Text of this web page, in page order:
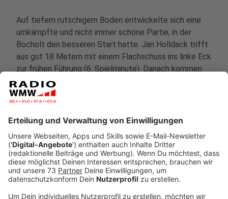
Auf tiefem rutschigem Boden entwickelte sich eine
umkämpfte und nicht immer schöne Partie, in der
Bocholt den besseren Start hatte. Jan Holldack trifft
aus gut 18 Metern mit einem Flachschuss ins linke Eck
zur frühen Führung (6. Spielminute). Danach kommen
die Gastgeber zu guten Chancen. Die beste hat Ömer
Tokac mit einem Schlenzer Richtung Torwinkel, den
Bocholts sicherer Rückhalt Lucas Fox mit den
Fingerspitzen über den Querbalken dreht. Das Tor
eigenen Hälfte verlängert Raphael Assibey-Mensah
auf Marvin Lorch. Der schiebt den Ball vorbei an
Hohkeppels Keeper Kevin Jackmuth ins Tor zum 2:0
(35.). Doch die Bergischen halten den Druck hoch und